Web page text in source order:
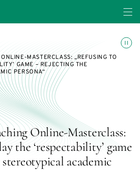
Open
MASTERCLASS: „REFUSING TO
GAME – REJECTING THE
PERSONA“
Online-Masterclass:
the ‘respectability’ game
academic